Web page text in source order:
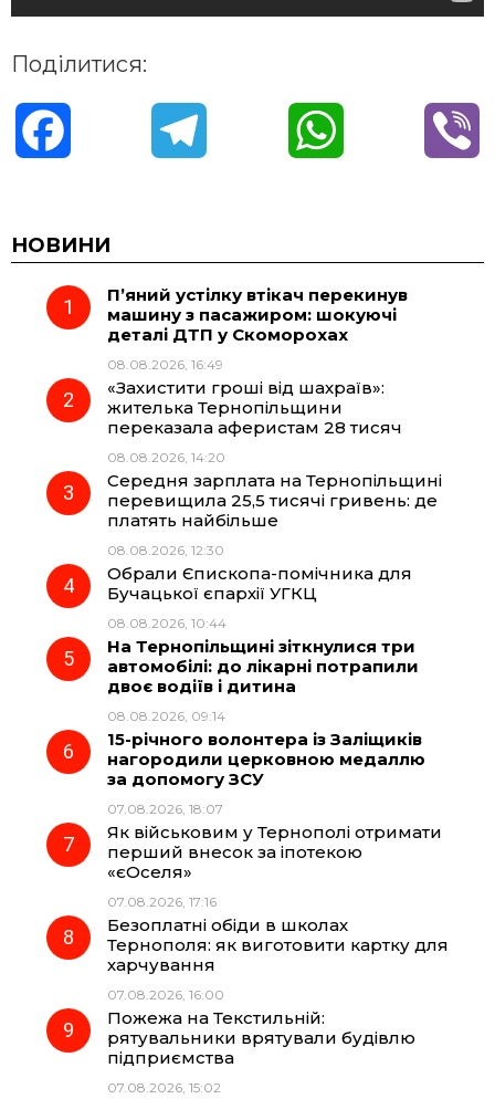
Поділитися:
c
e
o
k
e
r
a
m
t
НОВИНИ
П’яний устілку втікач перекинув
машину з пасажиром: шокуючі
деталі ДТП у Скоморохах
08.08.2026, 16:49
«Захистити гроші від шахраїв»:
жителька Тернопільщини
переказала аферистам 28 тисяч
08.08.2026, 14:20
Середня зарплата на Тернопільщині
перевищила 25,5 тисячі гривень: де
платять найбільше
08.08.2026, 12:30
Обрали Єпископа-помічника для
Бучацької єпархії УГКЦ
08.08.2026, 10:44
На Тернопільщині зіткнулися три
автомобілі: до лікарні потрапили
двоє водіїв і дитина
08.08.2026, 09:14
15-річного волонтера із Заліщиків
нагородили церковною медаллю
за допомогу ЗСУ
07.08.2026, 18:07
Як військовим у Тернополі отримати
перший внесок за іпотекою
«єОселя»
07.08.2026, 17:16
Безоплатні обіди в школах
Тернополя: як виготовити картку для
харчування
07.08.2026, 16:00
Пожежа на Текстильній:
рятувальники врятували будівлю
підприємства
07.08.2026, 15:02